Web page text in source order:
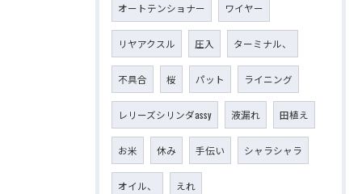
オートテンショナー ワイヤー
リヤアクスル 圧入 ターミナル、
不具合 桜 パット ライニング
レリーズシリンダassy 液漏れ 田植え
お米 休み 手伝い シャラシャラ
オイル、 えれ